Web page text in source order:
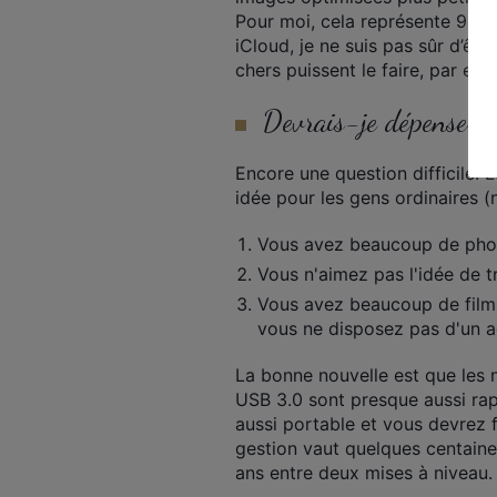
Pour moi, cela représente
iCloud, je ne suis pas sûr
chers puissent le faire, par
Devrais-je dépenser
Encore une question difficile.
idée pour les gens ordinaires
Vous avez beaucoup de
Vous n'aimez pas l'idée de
Vous avez beaucoup de
vous ne disposez pas d'un
La bonne nouvelle est que
USB 3.0 sont presque aussi
aussi portable et vous devrez
gestion vaut quelques
ans entre deux mises à niveau.